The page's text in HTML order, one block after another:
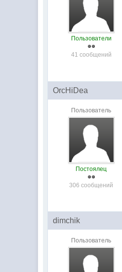
Пользователи
41 сообщений
OrcHiDea
Пользователь
Постоялец
306 сообщений
dimchik
Пользователь